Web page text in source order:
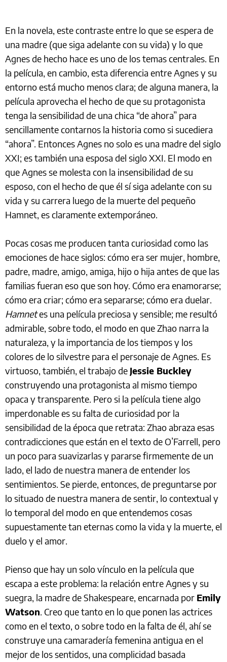
En la novela, este contraste entre lo que se espera de
una madre (que siga adelante con su vida) y lo que
Agnes de hecho hace es uno de los temas centrales. En
la película, en cambio, esta diferencia entre Agnes y su
entorno está mucho menos clara; de alguna manera, la
película aprovecha el hecho de que su protagonista
tenga la sensibilidad de una chica “de ahora” para
sencillamente contarnos la historia como si sucediera
“ahora”. Entonces Agnes no solo es una madre del siglo
XXI; es también una esposa del siglo XXI. El modo en
que Agnes se molesta con la insensibilidad de su
esposo, con el hecho de que él sí siga adelante con su
vida y su carrera luego de la muerte del pequeño
Hamnet, es claramente extemporáneo.
Pocas cosas me producen tanta curiosidad como las
emociones de hace siglos: cómo era ser mujer, hombre,
padre, madre, amigo, amiga, hijo o hija antes de que las
familias fueran eso que son hoy. Cómo era enamorarse;
cómo era criar; cómo era separarse; cómo era duelar.
Hamnetes una película preciosa y sensible; me resultó
admirable, sobre todo, el modo en que Zhao narra la
naturaleza, y la importancia de los tiempos y los
colores de lo silvestre para el personaje de Agnes. Es
virtuoso, también, el trabajo de Jessie Buckley
construyendo una protagonista al mismo tiempo
opaca y transparente. Pero si la película tiene algo
imperdonable es su falta de curiosidad por la
sensibilidad de la época que retrata: Zhao abraza esas
contradicciones que están en el texto de O’Farrell, pero
un poco para suavizarlas y pararse firmemente de un
lado, el lado de nuestra manera de entender los
sentimientos. Se pierde, entonces, de preguntarse por
lo situado de nuestra manera de sentir, lo contextual y
lo temporal del modo en que entendemos cosas
supuestamente tan eternas como la vida y la muerte, el
duelo y el amor.
Pienso que hay un solo vínculo en la película que
escapa a este problema: la relación entre Agnes y su
suegra, la madre de Shakespeare, encarnada por Emily
Watson. Creo que tanto en lo que ponen las actrices
como en el texto, o sobre todo en la falta de él, ahí se
construye una camaradería femenina antigua en el
mejor de los sentidos, una complicidad basada